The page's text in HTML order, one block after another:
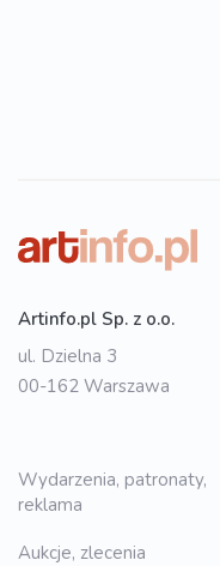
Artinfo.pl Sp. z o.o.
ul. Dzielna 3
00-162 Warszawa
Wydarzenia, patronaty,
reklama
Aukcje, zlecenia